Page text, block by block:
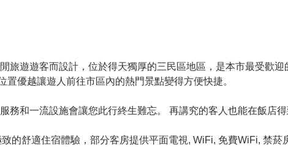
旅遊遊客而設計，位於得天獨厚的三民區地區，是本市最受歡
置優越讓遊人前往市區內的熱門景點變得方便快捷。
務和一流設施會讓您此行終生難忘。 再講究的客人也能在飯店得
的舒適住宿體驗，部分客房提供平面電視, WiFi, 免費WiFi, 禁菸